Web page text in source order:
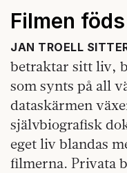
Filmen
JAN TROELL
betraktar sitt liv,
som synts på all
dataskärmen
självbiografisk
eget liv blandas
filmerna. Privata